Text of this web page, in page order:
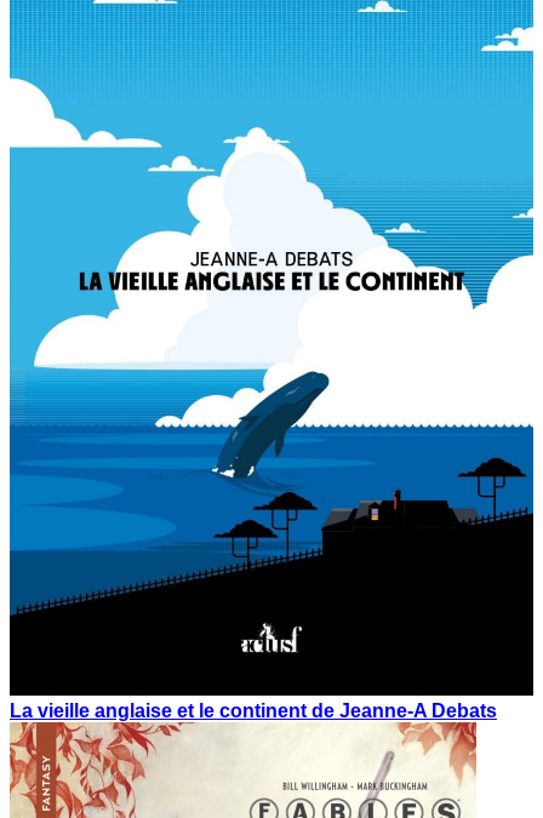
La vieille anglaise et le continent de Jeanne-A Debats